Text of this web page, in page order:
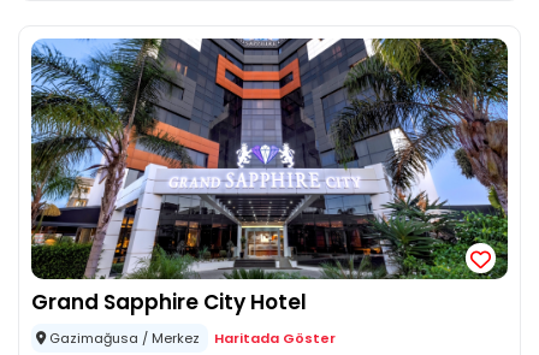
Grand Sapphire City Hotel
Gazimağusa / Merkez Haritada Göster